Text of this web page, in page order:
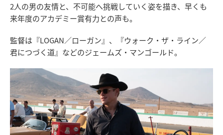
2人の男の友情と、不可能へ挑戦していく姿を描き、早くも
来年度のアカデミー賞有力との声も。
監督は『LOGAN／ローガン』、『ウォーク・ザ・ライン／
君につづく道』などのジェームズ・マンゴールド。